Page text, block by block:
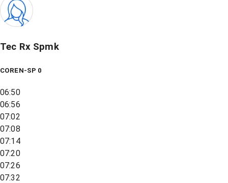
Tec Rx Spmk
COREN-SP 0
06:50
06:56
07:02
07:08
07:14
07:20
07:26
07:32